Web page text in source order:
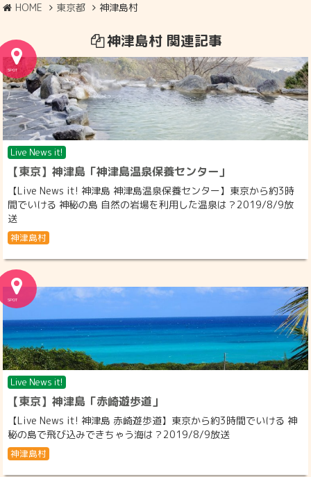
HOME 東京都 神津島村
神津島村 関連記事
Live News it!
【東京】神津島「神津島温泉保養センター」
【Live News it! 神津島 神津島温泉保養センター】東京から約3時
間でいける 神秘の島 自然の岩場を利用した温泉は？2019/8/9放
送
神津島村
Live News it!
【東京】神津島「赤崎遊歩道」
【Live News it! 神津島 赤崎遊歩道】東京から約3時間でいける 神
秘の島で飛び込みできちゃう海は？2019/8/9放送
神津島村